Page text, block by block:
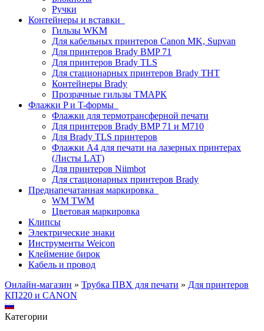
Ручки
Контейнеры и вставки
Гильзы WKM
Для кабельных принтеров Canon MK, Supvan
Для принтеров Brady BMP 71
Для принтеров Brady TLS
Для стационарных принтеров Brady THT
Контейнеры Brady
Прозрачные гильзы ТМАРК
Флажки P и T-формы
Флажки для термотрансферной печати
Для принтеров Brady BMP 71 и M710
Для Brady TLS принтеров
Флажки A4 для печати на лазерных принтерах
(Листы LAT)
Для принтеров Niimbot
Для стационарных принтеров Brady
Преднапечатанная маркировка
WM TWM
Цветовая маркировка
Клипсы
Электрические знаки
Инструменты Weicon
Клеймение бирок
Кабель и провод
Онлайн-магазин » Трубка ПВХ для печати » Для принтеров
КП220 и CANON
Категории